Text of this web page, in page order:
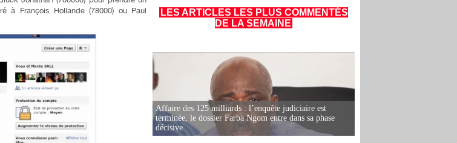
à François Hollande (78000) ou Paul
LES ARTICLES LES PLUS COMMENTÉS
DE LA SEMAINE
Affaire des 125 milliards : l’enquête judiciaire est
terminée, le dossier Farba Ngom entre dans sa phase
décisive